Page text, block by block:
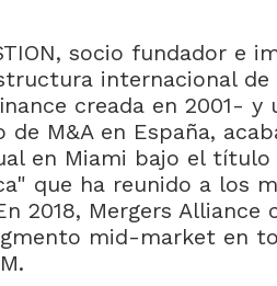
socio fundador e
internacional de
creada en 2001- y
M&A en España,
en Miami bajo el
que ha reunido a los
2018, Mergers Alliance
mid-market en